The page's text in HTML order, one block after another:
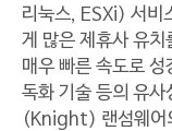
리눅스, ESXi) 서비
게 많은 제휴사 유
매우 빠른 속도로
독화 기술 등의 유
(Knight) 랜섬웨어